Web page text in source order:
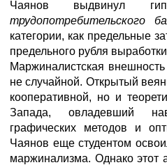
Чаянов выдвинул
трудопотребительского
категории, как предельные
предельного рубля
Маржиналистская
не случайной. Открытый
кооперативной, но и
Запада, овладевший
графических методов и
Чаянов еще студентом
маржинализма. Однако этот